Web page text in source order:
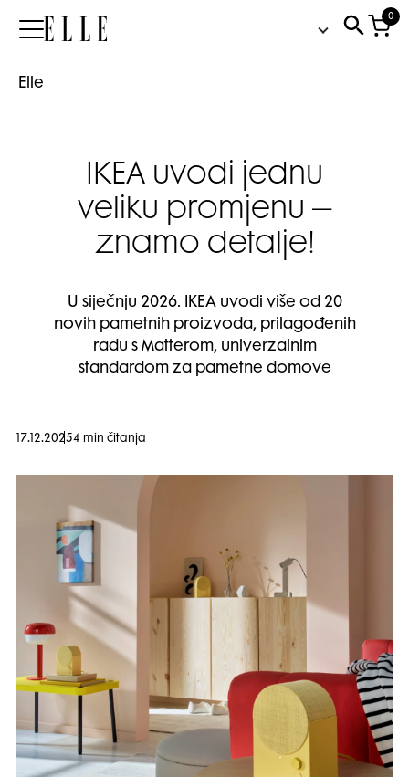
Elle
0
Elle
IKEA uvodi jednu
veliku promjenu –
znamo detalje!
U siječnju 2026. IKEA uvodi više od 20
novih pametnih proizvoda, prilagođenih
radu s Matterom, univerzalnim
standardom za pametne domove
17.12.20254 min čitanja